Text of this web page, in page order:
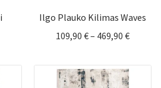
€
Ilgo Plauko Kilimas Waves
109,90 €– 469,90 €Price
109,90 €